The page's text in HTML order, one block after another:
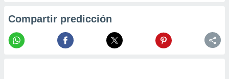
Compartir predicción